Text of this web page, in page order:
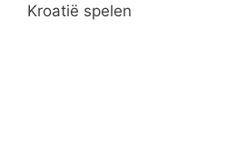
Kroatië spelen